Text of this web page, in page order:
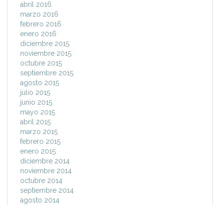
abril 2016
marzo 2016
febrero 2016
enero 2016
diciembre 2015
noviembre 2015
octubre 2015
septiembre 2015
agosto 2015
julio 2015
junio 2015
mayo 2015
abril 2015
marzo 2015
febrero 2015
enero 2015
diciembre 2014
noviembre 2014
octubre 2014
septiembre 2014
agosto 2014